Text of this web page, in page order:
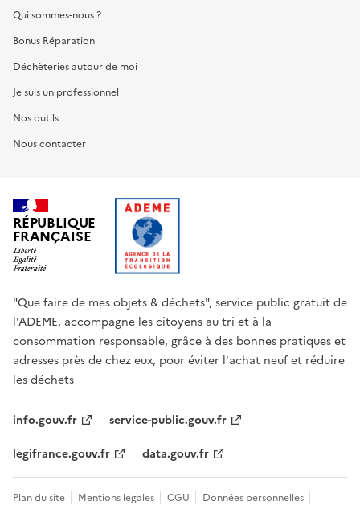
Qui sommes-nous ?
Bonus Réparation
Déchèteries autour de moi
Je suis un professionnel
Nos outils
Nous contacter
RÉPUBLIQUE
FRANÇAISE
"Que faire de mes objets & déchets", service public gratuit de
l'ADEME, accompagne les citoyens au tri et à la
consommation responsable, grâce à des bonnes pratiques et
adresses près de chez eux, pour éviter l'achat neuf et réduire
les déchets
info.gouv.fr
service-public.gouv.fr
legifrance.gouv.fr
data.gouv.fr
Plan du site Mentions légales CGU Données personnelles